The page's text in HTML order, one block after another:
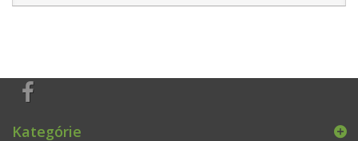
Kategórie